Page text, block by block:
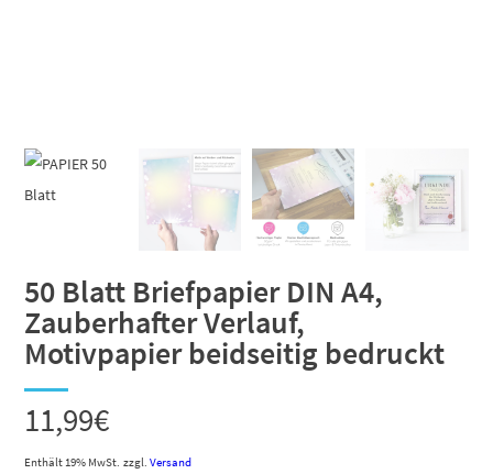
50 Blatt Briefpapier DIN A4,
Zauberhafter Verlauf,
Motivpapier beidseitig bedruckt
11,99€
Enthält 19% MwSt. zzgl.Versand